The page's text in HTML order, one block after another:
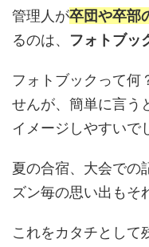
管理人が卒団や卒部
るのは、 フォトブッ
フォトブックって何
せんが、簡単に言う
イメージしやすいで
夏の合宿、大会での
ズン毎の思い出もそ
これをカタチとして